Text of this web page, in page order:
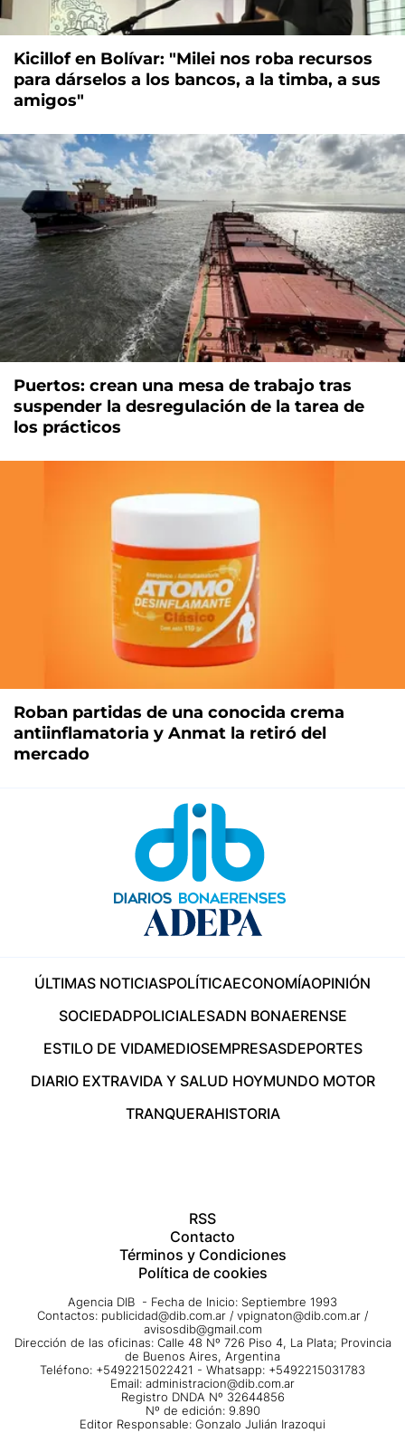
Kicillof en Bolívar: "Milei nos roba recursos
para dárselos a los bancos, a la timba, a sus
amigos"
Puertos: crean una mesa de trabajo tras
suspender la desregulación de la tarea de
los prácticos
Roban partidas de una conocida crema
antiinflamatoria y Anmat la retiró del
mercado
ÚLTIMAS NOTICIASPOLÍTICAECONOMÍAOPINIÓN
SOCIEDADPOLICIALESADN BONAERENSE
ESTILO DE VIDAMEDIOSEMPRESASDEPORTES
DIARIO EXTRAVIDA Y SALUD HOYMUNDO MOTOR
TRANQUERAHISTORIA
RSS
Contacto
Términos y Condiciones
Política de cookies
Agencia DIB - Fecha de Inicio: Septiembre 1993
Contactos: publicidad@dib.com.ar / vpignaton@dib.com.ar /
avisosdib@gmail.com
Dirección de las oficinas: Calle 48 Nº 726 Piso 4, La Plata; Provincia
de Buenos Aires, Argentina
Teléfono: +5492215022421 - Whatsapp: +5492215031783
Email: administracion@dib.com.ar
Registro DNDA Nº 32644856
Nº de edición: 9.890
Editor Responsable: Gonzalo Julián Irazoqui